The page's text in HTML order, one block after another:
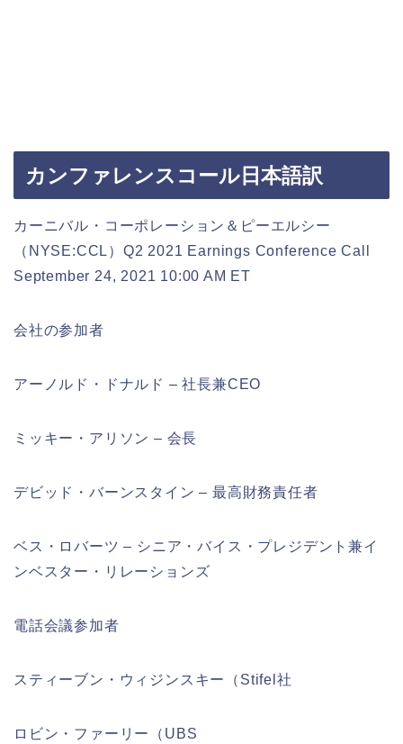
カンファレンスコール日本語訳
カーニバル・コーポレーション＆ピーエルシー
（NYSE:CCL）Q2 2021 Earnings Conference Call
September 24, 2021 10:00 AM ET
会社の参加者
アーノルド・ドナルド – 社長兼CEO
ミッキー・アリソン – 会長
デビッド・バーンスタイン – 最高財務責任者
ベス・ロバーツ – シニア・バイス・プレジデント兼イ
ンベスター・リレーションズ
電話会議参加者
スティーブン・ウィジンスキー（Stifel社
ロビン・ファーリー（UBS